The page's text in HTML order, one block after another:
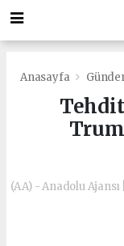
Anasayfa
(AA) - Anadolu Ajansı